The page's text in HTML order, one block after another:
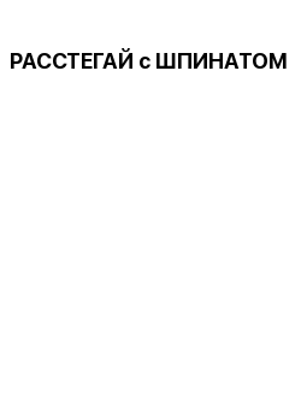
РАССТЕГАЙ с ШПИНАТОМ